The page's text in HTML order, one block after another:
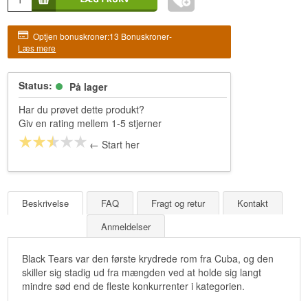
Optjen bonuskroner:13 Bonuskroner-
Læs mere
Status:
På lager
Har du prøvet dette produkt?
Giv en rating mellem 1-5 stjerner
← Start her
Beskrivelse FAQ Fragt og retur
Kontakt
Anmeldelser
Black Tears var den første krydrede rom fra Cuba, og den
skiller sig stadig ud fra mængden ved at holde sig langt
mindre sød end de fleste konkurrenter i kategorien.